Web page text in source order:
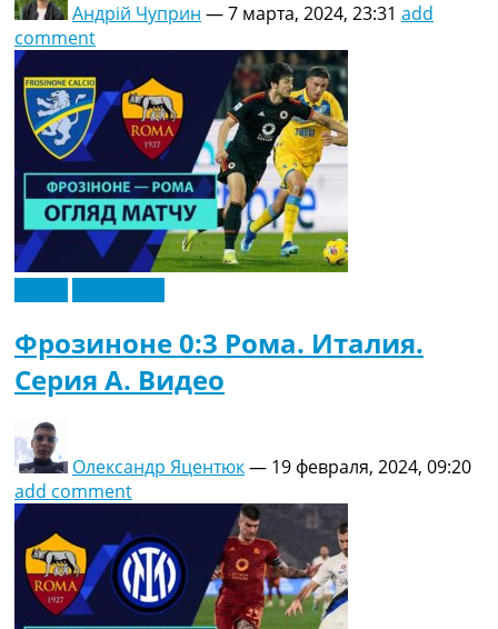
Андрій Чуприн —7 марта, 2024, 23:31 add
comment
Фрозиноне 0:3 Рома. Италия.
Серия A. Видео
Олександр Яцентюк— 19 февраля, 2024, 09:20
add comment